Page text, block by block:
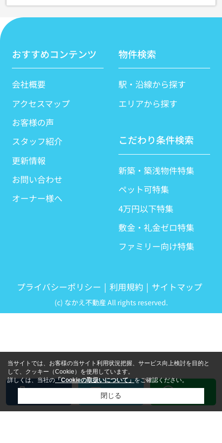
電話 メール LINE
おすすめコンテンツ
会社概要
アクセスマップ
お客様の声
スタッフ紹介
更新情報
お問い合わせ
オーナー様へ
物件検索
駅・沿線から探す
エリアから探す
こだわり条件検索
新築・築浅物件特集
ペット可特集
4万円以下特集
敷金・礼金ゼロ特集
ファミリー向け特集
プライバシーポリシー 利用規約 サイトマップ
(c) なかえ不動産 All rights reserved.
当サイトでは、お客様の当サイト利用状況把握、サービス向上検討を目的と
して、クッキー（Cookie）を使用しています。
詳しくは、当社の「Cookieの取扱いについて」をご確認ください。
閉じる